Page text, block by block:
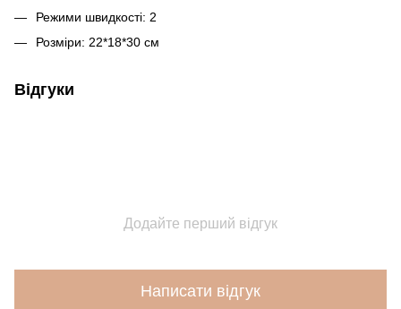
Режими швидкості: 2
Розміри: 22*18*30 см
Відгуки
Додайте перший відгук
Написати відгук